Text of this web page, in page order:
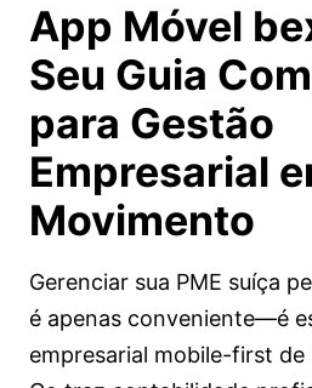
App Móvel
Seu Guia
para Gestão
Empresarial
Movimento
Gerenciar sua PME suíça
é apenas conveniente—é
empresarial mobile-first de